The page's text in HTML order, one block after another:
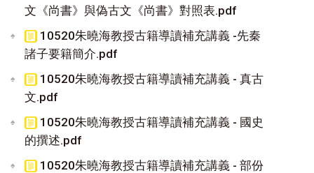
文《尚書》與偽古文《尚書》對照表.pdf
10520朱曉海教授古籍導讀補充講義 -先秦
諸子要籍簡介.pdf
10520朱曉海教授古籍導讀補充講義 - 真古
文.pdf
10520朱曉海教授古籍導讀補充講義 - 國史
的撰述.pdf
10520朱曉海教授古籍導讀補充講義 - 部份